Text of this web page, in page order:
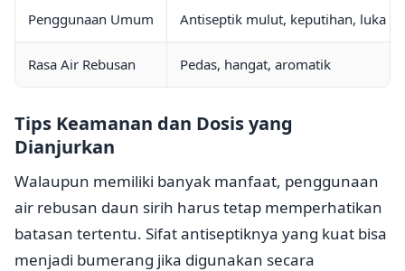
Penggunaan Umum Antiseptik mulut, keputihan, luka
Rasa Air Rebusan Pedas, hangat, aromatik
Tips Keamanan dan Dosis yang
Dianjurkan
Walaupun memiliki banyak manfaat, penggunaan
air rebusan daun sirih harus tetap memperhatikan
batasan tertentu. Sifat antiseptiknya yang kuat bisa
menjadi bumerang jika digunakan secara